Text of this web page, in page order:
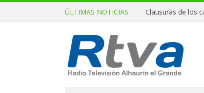
ÚLTIMAS NOTICIAS